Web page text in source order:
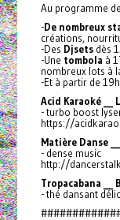
Au programme
-De nombreux
créations,
-Des Djsetsdès
-Une tombola à
nombreux lots à
-Et à partir de
Acid Karaoké __
- turbo boost
https://
Matière Danse
- dense music
http://
Tropacabana __
- thé dansant